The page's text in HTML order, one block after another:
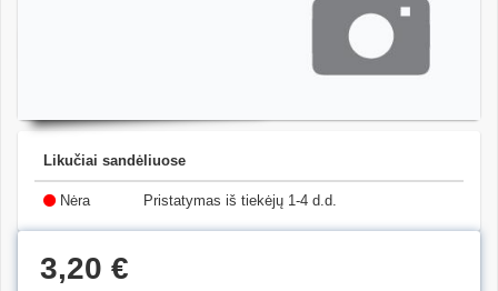
Likučiai sandėliuose
Nėra Pristatymas iš tiekėjų 1-4 d.d.
3,20 €